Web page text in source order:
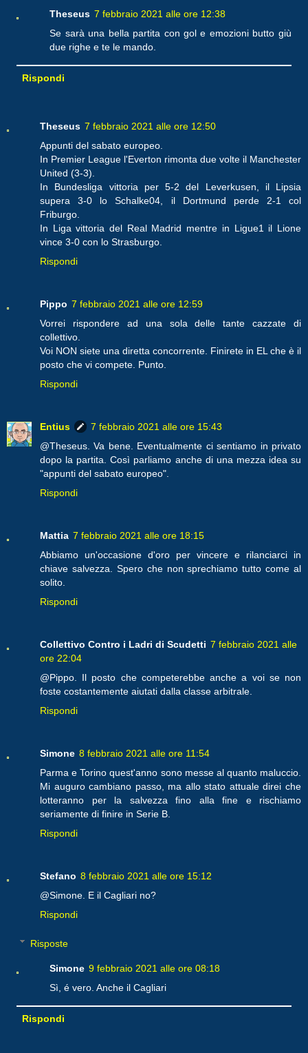
Theseus 7 febbraio 2021 alle ore 12:38
Se sarà una bella partita con gol e emozioni butto giù
due righe e te le mando.
Rispondi
Theseus 7 febbraio 2021 alle ore 12:50
Appunti del sabato europeo.
In Premier League l'Everton rimonta due volte il Manchester
United (3-3).
In Bundesliga vittoria per 5-2 del Leverkusen, il Lipsia
supera 3-0 lo Schalke04, il Dortmund perde 2-1 col
Friburgo.
In Liga vittoria del Real Madrid mentre in Ligue1 il Lione
vince 3-0 con lo Strasburgo.
Rispondi
Pippo 7 febbraio 2021 alle ore 12:59
Vorrei rispondere ad una sola delle tante cazzate di
collettivo.
Voi NON siete una diretta concorrente. Finirete in EL che è il
posto che vi compete. Punto.
Rispondi
Entius
7 febbraio 2021 alle ore 15:43
@Theseus. Va bene. Eventualmente ci sentiamo in privato
dopo la partita. Così parliamo anche di una mezza idea su
"appunti del sabato europeo".
Rispondi
Mattia 7 febbraio 2021 alle ore 18:15
Abbiamo un'occasione d'oro per vincere e rilanciarci in
chiave salvezza. Spero che non sprechiamo tutto come al
solito.
Rispondi
Collettivo Contro i Ladri di Scudetti 7 febbraio 2021 alle
ore 22:04
@Pippo. Il posto che competerebbe anche a voi se non
foste costantemente aiutati dalla classe arbitrale.
Rispondi
Simone 8 febbraio 2021 alle ore 11:54
Parma e Torino quest'anno sono messe al quanto maluccio.
Mi auguro cambiano passo, ma allo stato attuale direi che
lotteranno per la salvezza fino alla fine e rischiamo
seriamente di finire in Serie B.
Rispondi
Stefano 8 febbraio 2021 alle ore 15:12
@Simone. E il Cagliari no?
Rispondi
Risposte
Simone 9 febbraio 2021 alle ore 08:18
Sì, é vero. Anche il Cagliari
Rispondi